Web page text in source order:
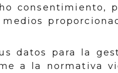
consentimiento,
datos para la
a la normativa